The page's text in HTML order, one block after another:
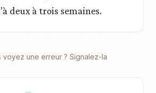
deux à trois semaines.
voyez une erreur ? Signalez-la